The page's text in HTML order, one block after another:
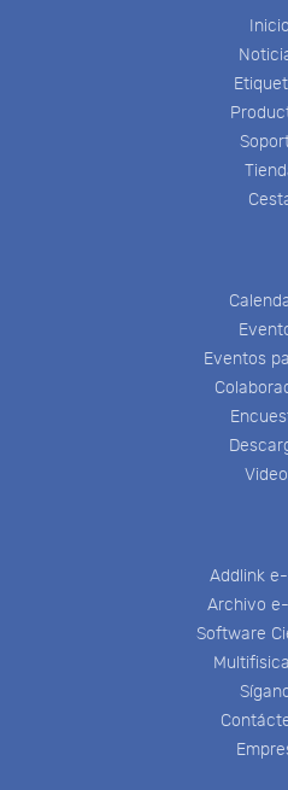
Inicio
Eventos
Addlink
Archivo
Software